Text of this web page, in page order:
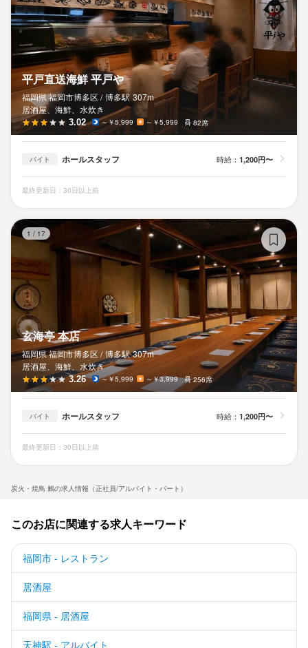
炭火・焼鳥 鶫の求人情報（正社員/アルバイト・パート）
平戸直送海鮮 平戸や
福岡県 福岡市博多区 / 博多駅 307m
居酒屋、海鮮、水炊き
3.02 ～￥5,999 ～￥5,999 82席
バイト ホールスタッフ 時給： 1,200円〜
最終更新日：30日以上前
1 / 17
玄海亭 本店
福岡県 福岡市博多区 / 博多駅 307m
居酒屋、海鮮、水炊き
3.26 ～￥5,999 ～￥3,999 256席
バイト ホールスタッフ 時給： 1,200円〜
最終更新日：30日以上前
このお店に関連する求人キーワード
福岡市 - レストラン
居酒屋
福岡県 - 居酒屋
天神駅 - アルバイト